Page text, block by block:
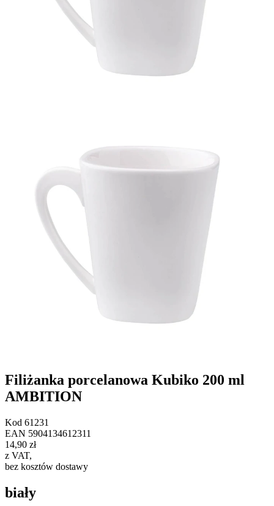
Filiżanka porcelanowa Kubiko 200 ml
AMBITION
Kod 61231
EAN 5904134612311
14,90 zł
z VAT,
bez kosztów dostawy
biały